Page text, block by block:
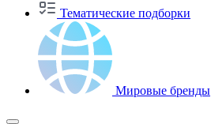
Тематические подборки
Мировые бренды